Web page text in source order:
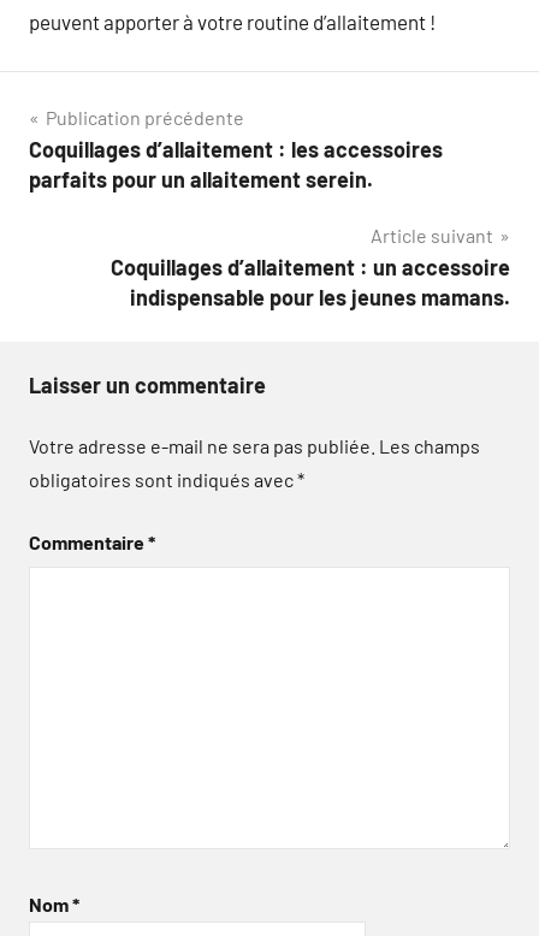
peuvent apporter à votre routine d’allaitement !
Navigation
de
Publication précédente
Coquillages d’allaitement : les accessoires
parfaits pour un allaitement serein.
Article suivant
Coquillages d’allaitement : un accessoire
indispensable pour les jeunes mamans.
Laisser un commentaire
Votre adresse e-mail ne sera pas publiée. Les champs
obligatoires sont indiqués avec*
Commentaire*
Nom*